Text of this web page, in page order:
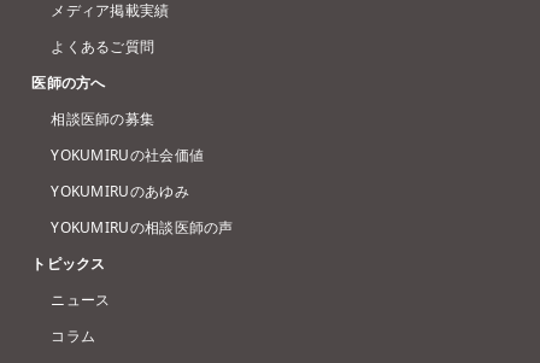
メディア掲載実績
よくあるご質問
医師の方へ
相談医師の募集
YOKUMIRUの社会価値
YOKUMIRUのあゆみ
YOKUMIRUの相談医師の声
トピックス
ニュース
コラム